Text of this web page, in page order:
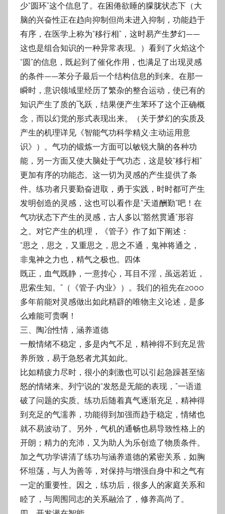
少“圆环”这个信息了。在困倦欲睡的朦胧状态下（大
脑的兴奋性正在趋向抑制但尚未进入抑制，功能趋于
有序，在医学上称为“移行相”，这时易产生梦幻——
这也是组合知识的一种异常表现。）看到了火焰这个
“圆”的信息，既起到了催化作用，也满足了出现灵感
的条件——苯分子最后一个结构信息的到来。在那一
瞬时，意识领域里经历了繁杂的整合运动，使已有的
知识产生了质的飞跃，结果便产生苯环了这个正确概
念，而以幻觉的形式表现出来。
（关于梦幻的实质及
产生的机理详见《智能气功科学精义·主动运用意
识》）。 气功的锻炼一方面可以敏锐大脑的各种功
能，另一方面又使大脑处于气功态，这是较“移行相”
更加有序的功能态。这一切为灵感的产生提供了条
件。练功者只要勤奋进取， 勇于实践，时时都可产生
发明创造的灵感，这也可以看作是“天道酬勤”吧！ 在
气功状态下产生的灵感，古人多以“豁然贯通”形容
之。对它产生的机理，《管子》作了如下阐述：
“思之，思之，又重思之，思之不通，鬼神将通之，
非鬼神之力也，精气之极也。四体
既正，血气既静，一意抟心，耳目不淫，虽远若近，
思索生知。”（《管子·内业》）。 我们的祖先在2000
多年前能对灵感做出如此精辟的唯物主义论述，是多
么难能可贵啊！
三、陶冶性情，涵养道德
一般情绪不稳定，多是内气不足，精神得不到充足营
养所致，易于急怒者尤其如此。
比如精疲力尽时，很小的刺激也可以引起急躁甚至恼
怒的情绪来。列宁说的“发怒是无能的表现，”一语道
破了问题的实质。练功后随着真气逐渐充足，精神得
到充足的气濡养，功能得到加强而趋于稳定，情绪也
就不易波动了。另外，气机的通畅也易导致性格上的
开朗； 精力的充沛，又为助人为乐创造了物质条件。
加之气功学讲清了练功与涵养道德的紧密关系，如胸
怀坦荡，与人为善等，对保持与增强自身中和之气有
一定的重要性。因之，练功后，很多人的家庭关系和
睦了，与周围同志的关系融洽了，修养高尚了。